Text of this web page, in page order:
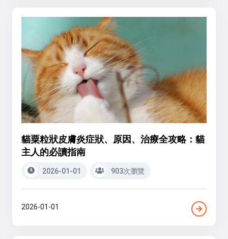
貓粟粒狀皮膚炎症狀、原因、治療全攻略：貓
主人的必讀指南
2026-01-01 903次瀏覽
2026-01-01